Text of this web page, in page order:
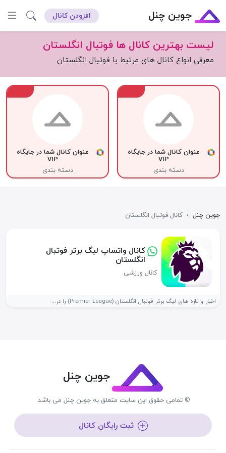
جوین چنل افزودن کانال
لیست بهترین کانال ها فوتبال انگلستان
معرفی انواع کانال های مرتبط با فوتبال انگلستان
عنوان کانال شما در جایگاه
VIP
دسته بندی
عنوان کانال شما در جایگاه
VIP
دسته بندی
جوین چنل › کانال فوتبال انگلستان
کانال واتساپ لیگ برتر فوتبال
انگلستان
کانال ورزشی
اخبار و تازه های لیگ برتر فوتبال انگلستان (Premier League) را در...
جوین چنل
© تمامی حقوق این سایت متعلق به جوین چنل می باشد.
ثبت رایگان کانال